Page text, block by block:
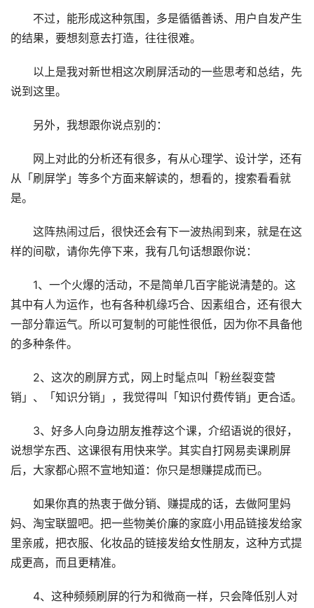
不过，能形成这种氛围，多是循循善诱、用户自发产生
的结果，要想刻意去打造，往往很难。
以上是我对新世相这次刷屏活动的一些思考和总结，先
说到这里。
另外，我想跟你说点别的：
网上对此的分析还有很多，有从心理学、设计学，还有
从「刷屏学」等多个方面来解读的，想看的，搜索看看就
是。
这阵热闹过后，很快还会有下一波热闹到来，就是在这
样的间歇，请你先停下来，我有几句话想跟你说：
1、一个火爆的活动，不是简单几百字能说清楚的。这
其中有人为运作，也有各种机缘巧合、因素组合，还有很大
一部分靠运气。所以可复制的可能性很低，因为你不具备他
的多种条件。
2、这次的刷屏方式，网上时髦点叫「粉丝裂变营
销」、「知识分销」，我觉得叫「知识付费传销」更合适。
3、好多人向身边朋友推荐这个课，介绍语说的很好，
说想学东西、这课很有用快来学。其实自打网易卖课刷屏
后，大家都心照不宣地知道：你只是想赚提成而已。
如果你真的热衷于做分销、赚提成的话，去做阿里妈
妈、淘宝联盟吧。把一些物美价廉的家庭小用品链接发给家
里亲戚，把衣服、化妆品的链接发给女性朋友，这种方式提
成更高，而且更精准。
4、这种频频刷屏的行为和微商一样，只会降低别人对